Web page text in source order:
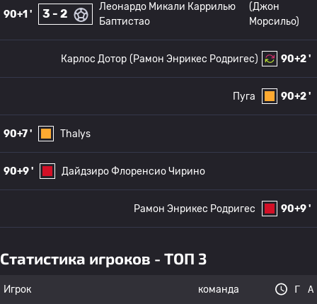
90+1 ' 3 - 2
Леонардо Микали Каррилью
Баптистао
(Джон
Морсильо)
90+2 '
(Рамон Энрикес Родригес)
Карлос Дотор
90+2 '
Пуга
90+7 ' Thalys
90+9 ' Дайдзиро Флоренсио Чирино
90+9 '
Рамон Энрикес Родригес
Статистика игроков - ТОП 3
Игрок команда Г А